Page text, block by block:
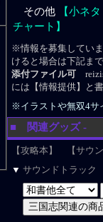
その他
【小ネ
チャート】
※情報を募集してい
けると場合は下記まで
添付ファイル可
には【情報提供】と
※イラストや無双4サ
■ 関連グッズ -
【攻略本】
【サウ
▼ サウンドトラック